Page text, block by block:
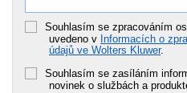
Souhlasím se zpracováním
uvedeno v Informacích o
údajů ve Wolters Kluwer.
Souhlasím se zasíláním
novinek o službách a